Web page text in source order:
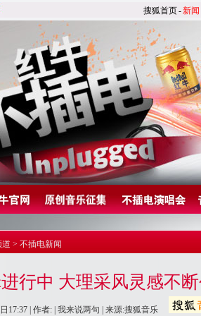
搜狐首页-新闻
道 > 不插电新闻
行中 大理采风灵感不
17:37 | 作者: | 我来说两句 | 来源:搜狐音乐